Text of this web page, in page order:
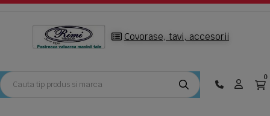
Covorase, tavi, accesorii
0